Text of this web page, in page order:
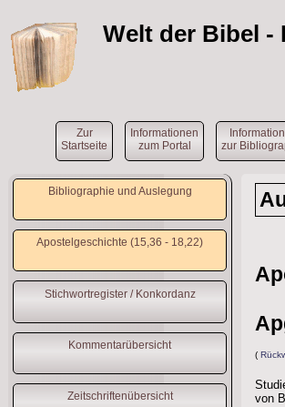
Welt der Bibel -
Zur
Startseite
Informationen
zum Portal
zur
Bibliographie und Auslegung
Apostelgeschichte (15,36 - 18,22)
Stichwortregister / Konkordanz
Kommentarübersicht
Zeitschriftenübersicht
(
von